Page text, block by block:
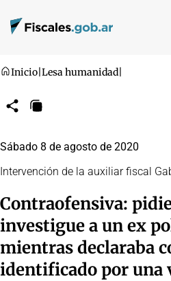
Inicio Lesa humanidad
CompartirCopiar
Sábado 8 de agosto de 2020
Intervención de la auxiliar fiscal
Contraofensiva:
investigue a un ex
mientras declaraba
identificado por una